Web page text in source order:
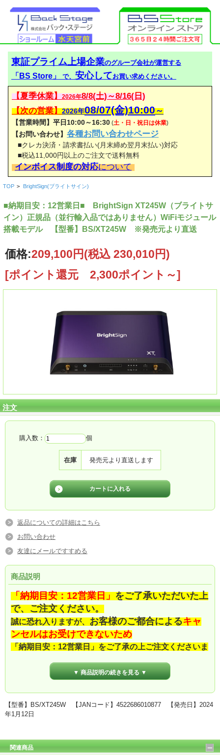
東証プライム上場企業のグループ会社が運営する
「BS Store」 で、 安心してお買い求めください。
【夏季休業】2026年8/8(土)～8/16(日)
【次の営業】2026年08/07(金)10:00～
【営業時間】平日10:00～16:30 (土・日・祝日は休業)
【お問い合わせ】 各種お問い合わせページ
■クレカ決済・請求書払い(月末締め翌月末払い)対応
■税込11,000円以上のご注文で送料無料
インボイス制度の対応について
TOP > BrightSign(ブライトサイン)
■納期目安：12営業日■ BrightSign XT245W（ブライトサ
イン）正規品（並行輸入品ではありません）WiFiモジュール
搭載モデル 【型番】BS/XT245W ※発売元より直送
価格:209,100円(税込 230,010円)
[ポイント還元 2,300ポイント～]
注文
購入数： 個
在庫 発売元より直送します
返品についての詳細はこちら
お問い合わせ
友達にメールですすめる
商品説明
「納期目安：12営業日」 をご了承いただいた上
で、ご注文ください。
誠に恐れ入りますが、 お客様のご都合によるキャ
ンセルはお受けできないため
「納期目安：12営業日」をご了承の上ご注文くださいま
microSDカード
XT245W（BrightSign XT245W）の詳細は、
BrightSign（ブライトサイン）発売元：
▼ 商品説明の続きを見る ▼
【型番】BS/XT245W 【JANコード】4522686010877 【発売日】2024
年1月12日
関連商品